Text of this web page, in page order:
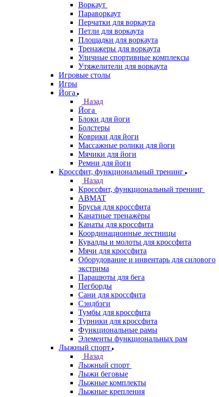
Воркаут
Параворкаут
Перчатки для воркаута
Петли для воркаута
Площадки для воркаута
Тренажеры для воркаута
Уличные спортивные комплексы
Утяжелители для воркаута
Игровые столы
Игры
Йога
Назад
Йога
Блоки для йоги
Болстеры
Коврики для йоги
Массажные ролики для йоги
Мячики для йоги
Ремни для йоги
Кроссфит, функциональный тренинг
Назад
Кроссфит, функциональный тренинг
ABMAT
Брусья для кроссфита
Канатные тренажёры
Канаты для кроссфита
Координационные лестницы
Кувалды и молоты для кроссфита
Мячи для кроссфита
Оборудование и инвентарь для силового
экстрима
Парашюты для бега
Пегборды
Сани для кроссфита
Сэндбэги
Тумбы для кроссфита
Турники для кроссфита
Функциональные рамы
Элементы функциональных рам
Лыжный спорт
Назад
Лыжный спорт
Лыжи беговые
Лыжные комплекты
Лыжные крепления